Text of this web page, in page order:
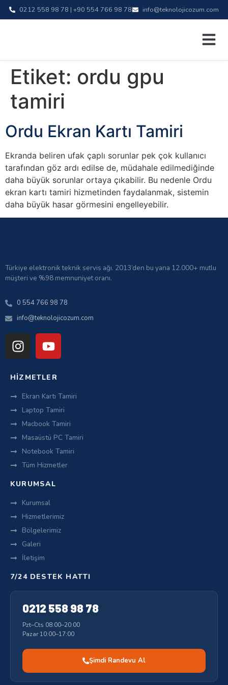
0212 558 98 78 | +90 554 766 98 78 info@teknolojicozum.com
Etiket: ordu gpu
tamiri
Ordu Ekran Kartı Tamiri
Ekranda beliren ufak çaplı sorunlar pek çok kullanıcı
tarafından göz ardı edilse de, müdahale edilmediğinde
daha büyük sorunlar ortaya çıkabilir. Bu nedenle Ordu
ekran kartı tamiri hizmetinden faydalanmak, sistemin
daha büyük hasar görmesini engelleyebilir.
Türkiye elektronik teknik servis ağı. 2013’den bu yana 12.000+ mutlu
müşteri ve %98 memnuniyet oranı.
0 554 766 98 78
info@teknolojicozum.com
HIZMETLER
Ekran Kartı Tamiri
Laptop Tamiri
Macbook Tamiri
Masaüstü PC Tamiri
Notebook Tamiri
Tüm Hizmetler
KURUMSAL
Kurumsal
Hizmetlerimiz
Bölgelerimiz
Galeri
İletişim
7/24 DESTEK HATTI
0212 558 98 78
Pzt–Cts 08:00–20:00
Pazar 10:00–17:00
Şimdi Randevu Al